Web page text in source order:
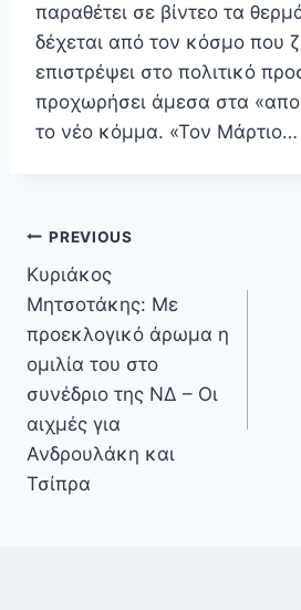
παραθέτει σε βίντεο τα
δέχεται από τον κόσμο που
επιστρέψει στο πολιτικό
προχωρήσει άμεσα στα
το νέο κόμμα. «Τον Μάρτιο…
Πλοήγηση
άρθρων
PREVIOUS
Κυριάκος
Μητσοτάκης: Με
προεκλογικό άρωμα η
ομιλία του στο
συνέδριο της ΝΔ – Οι
αιχμές για
Ανδρουλάκη και
Τσίπρα